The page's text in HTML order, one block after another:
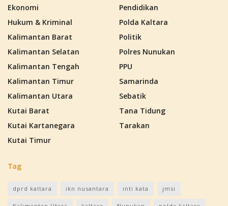
Ekonomi
Hukum & Kriminal
Kalimantan Barat
Kalimantan Selatan
Kalimantan Tengah
Kalimantan Timur
Kalimantan Utara
Kutai Barat
Kutai Kartanegara
Kutai Timur
Pendidikan
Polda Kaltara
Politik
Polres Nunukan
PPU
Samarinda
Sebatik
Tana Tidung
Tarakan
Tag
dprd kaltara ikn nusantara inti kata jmsi